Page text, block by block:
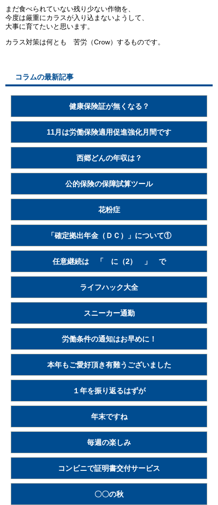
まだ食べられていない残り少ない作物を、
今度は厳重にカラスが入り込まないようして、
大事に育てたいと思います。
カラス対策は何とも 苦労（Crow）するものです。
コラムの最新記事
健康保険証が無くなる？
11月は労働保険適用促進強化月間です
西郷どんの年収は？
公的保険の保障試算ツール
花粉症
「確定拠出年金（ＤＣ）」について①
任意継続は 「 に（2） 」 で
ライフハック大全
スニーカー通勤
労働条件の通知はお早めに！
本年もご愛好頂き有難うございました
１年を振り返るはずが
年末ですね
毎週の楽しみ
コンビニで証明書交付サービス
〇〇の秋